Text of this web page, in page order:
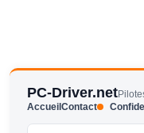
PC-Driver.net
AccueilContact